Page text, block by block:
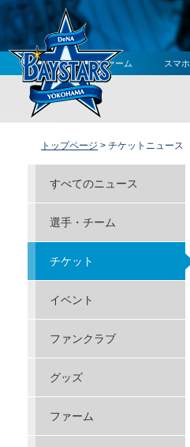
スマホ
ファーム
トップページ > チケットニュース
すべてのニュース
選手・チーム
チケット
イベント
ファンクラブ
グッズ
ファーム